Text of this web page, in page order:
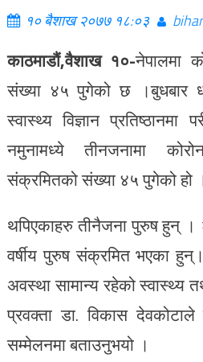
१० बैशाख २०७७ १८:०३
काठमाडौं,वैशाख १०-नेपालमा
संख्या ४५ पुगेको छ ।बुधबार
स्वास्थ्य विज्ञान प्रतिष्ठानमा
नमुनामध्ये तीनजनामा
संक्रमितको संख्या ४५ पुगेको हो
थपिएकाहरु तीनैजना पुरुष हुन् ।
वर्षीय पुरुष संक्रमित भएका
अवस्था सामान्य रहेको स्वास्थ्य
प्रवक्ता डा. विकास देवकोटाले
सम्मेलनमा बताउनुभयो ।